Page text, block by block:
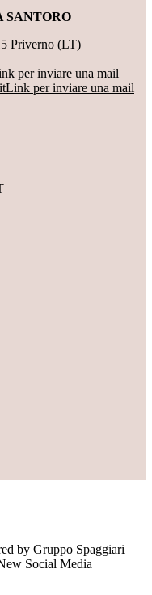
SANTORO
Priverno (LT)
per inviare una mail
Link per inviare una mail
by Gruppo Spaggiari
Social Media